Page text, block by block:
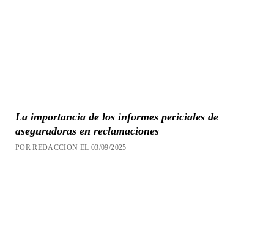
La importancia de los informes periciales de
aseguradoras en reclamaciones
POR REDACCION EL 03/09/2025